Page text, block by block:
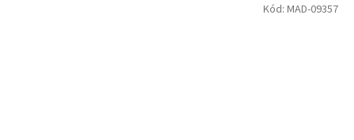
Kód: MAD-09357